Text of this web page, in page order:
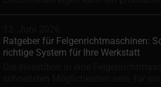
Ratgeber für Felgenrichtmaschinen:
richtige System für Ihre Werkstatt